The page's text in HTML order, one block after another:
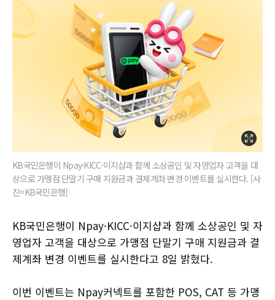
KB국민은행이 Npay·KICC·이지샵과 함께 소상공인 및 자영업자 고객을 대
상으로 가맹점 단말기 구매 지원금과 결제계좌 변경 이벤트를 실시한다. [사
진=KB국민은행]
KB국민은행이 Npay·KICC·이지샵과 함께 소상공인 및 자
영업자 고객을 대상으로 가맹점 단말기 구매 지원금과 결
제계좌 변경 이벤트를 실시한다고 8일 밝혔다.
이번 이벤트는 Npay커넥트를 포함한 POS, CAT 등 가맹